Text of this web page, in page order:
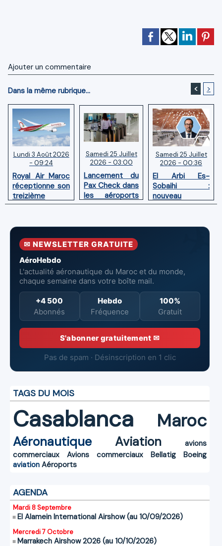
Ajouter un commentaire
Dans la même rubrique... < >
Lundi 3 Août 2026
- 09:24
Royal Air Maroc
réceptionne son
treizième
Boeing 787
Samedi 25 Juillet
2026 - 03:00
Lancement du
Pax Check dans
les aéroports
du Maroc
Samedi 25 Juillet
2026 - 00:36
El Arbi Es-
Sobaihi :
nouveau
directeur à la
l’Aéroport
Mohammed V
✉ NEWSLETTER GRATUITE
AéroHebdo
L'actualité aéronautique du Maroc et du monde,
chaque semaine dans votre boîte mail.
+4 500
Abonnés
Hebdo
Fréquence
100%
Gratuit
S'abonner gratuitement ✉
Pas de spam · Désinscription en 1 clic
TAGS DU MOIS
Casablanca Maroc
Aéronautique Aviation
avions
commerciaux
Avions commerciaux Bellatig
Boeing
aviation Aéroports
AGENDA
Mardi 8 Septembre
El Alamein International Airshow (au 10/09/2026)
Mercredi 7 Octobre
Marrakech Airshow 2026 (au 10/10/2026)